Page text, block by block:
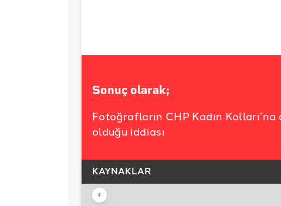
Sonuç olarak;
Fotoğrafların CHP Kadın Kolları’na
olduğu iddiası
KAYNAKLAR
+